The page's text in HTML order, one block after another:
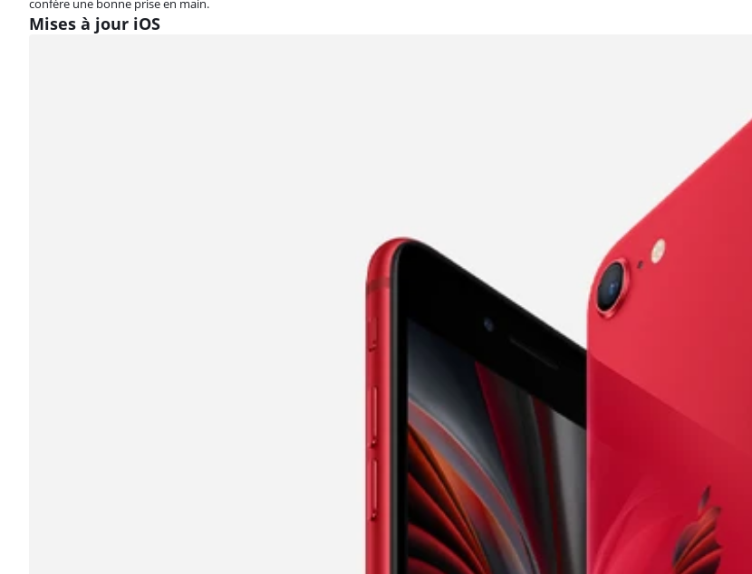
confère une bonne prise en main.
Mises à jour iOS